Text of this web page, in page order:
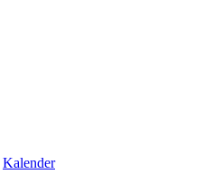
Kalender